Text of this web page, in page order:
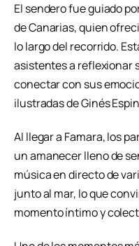
El sendero fue guiado
de Canarias, quien
lo largo del recorrido.
asistentes a reflexionar
conectar con sus
ilustradas de Ginés
Al llegar a Famara, los
un amanecer lleno de
música en directo de
junto al mar, lo que
momento íntimo y